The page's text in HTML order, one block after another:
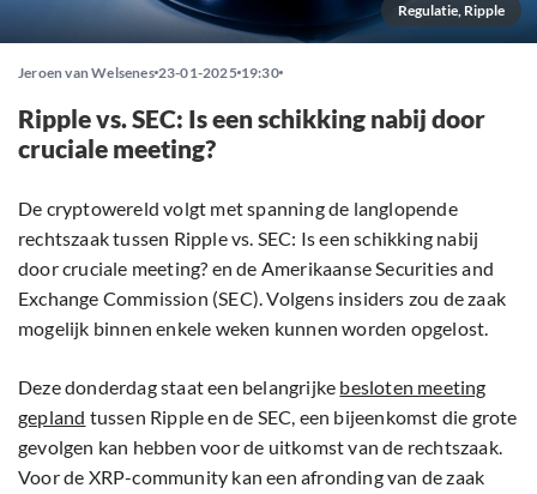
Regulatie, Ripple
Jeroen van Welsenes 23-01-2025 19:30
Ripple vs. SEC: Is een schikking nabij door
cruciale meeting?
De cryptowereld volgt met spanning de langlopende
rechtszaak tussen Ripple vs. SEC: Is een schikking nabij
door cruciale meeting? en de Amerikaanse Securities and
Exchange Commission (SEC). Volgens insiders zou de zaak
mogelijk binnen enkele weken kunnen worden opgelost.
Deze donderdag staat een belangrijke besloten meeting
gepland tussen Ripple en de SEC, een bijeenkomst die grote
gevolgen kan hebben voor de uitkomst van de rechtszaak.
Voor de XRP-community kan een afronding van de zaak